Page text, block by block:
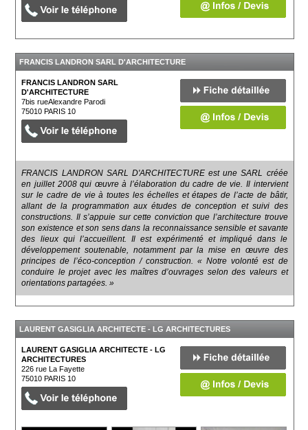
FRANCIS LANDRON SARL D'ARCHITECTURE
FRANCIS LANDRON SARL
D'ARCHITECTURE
7bis rueAlexandre Parodi
75010PARIS 10
FRANCIS LANDRON SARL D'ARCHITECTURE est une SARL créée
en juillet 2008 qui œuvre à l’élaboration du cadre de vie. Il intervient
sur le cadre de vie à toutes les échelles et étapes de l’acte de bâtir,
allant de la programmation aux études de conception et suivi des
constructions. Il s’appuie sur cette conviction que l’architecture trouve
son existence et son sens dans la reconnaissance sensible et savante
des lieux qui l’accueillent. Il est expérimenté et impliqué dans le
développement soutenable, notamment par la mise en œuvre des
principes de l’éco-conception / construction. « Notre volonté est de
conduire le projet avec les maîtres d’ouvrages selon des valeurs et
orientations partagées. »
LAURENT GASIGLIA ARCHITECTE - LG ARCHITECTURES
LAURENT GASIGLIA ARCHITECTE - LG
ARCHITECTURES
226 rue La Fayette
75010PARIS 10